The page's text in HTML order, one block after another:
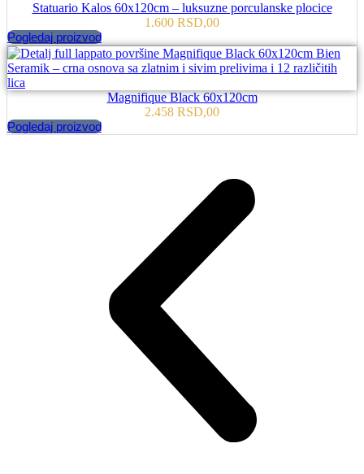
Statuario Kalos 60x120cm – luksuzne porculanske plocice
1.600 RSD,00
Pogledaj proizvod
Magnifique Black 60x120cm
2.458 RSD,00
Pogledaj proizvod